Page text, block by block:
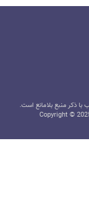
ذکر منبع بلامانع است.
Copyright ©